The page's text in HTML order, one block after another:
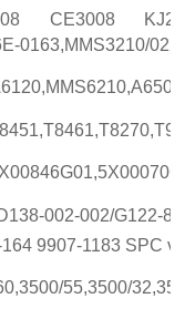
CE3008
0163,MMS3210/
002-002/G122-
9907-1183 SPC
55,3500/